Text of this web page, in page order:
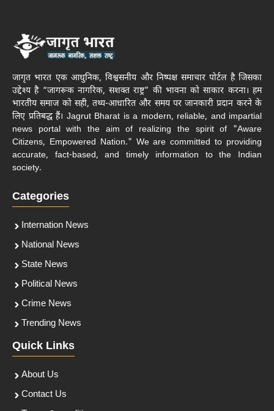
जागृत भारत एक आधुनिक, विश्वसनीय और निष्पक्ष समाचार पोर्टल है जिसका
उद्देश्य है “जागरूक नागरिक, सशक्त राष्ट्र” की भावना को साकार करना। हम
भारतीय समाज को सही, तथ्य-आधारित और समय पर जानकारी प्रदान करने के
लिए प्रतिबद्ध हैं। Jagrut Bharat is a modern, reliable, and impartial
news portal with the aim of realizing the spirit of "Aware
Citizens, Empowered Nation." We are committed to providing
accurate, fact-based, and timely information to the Indian
society.
Categories
Internation News
National News
State News
Political News
Crime News
Trending News
Quick Links
About Us
Contact Us